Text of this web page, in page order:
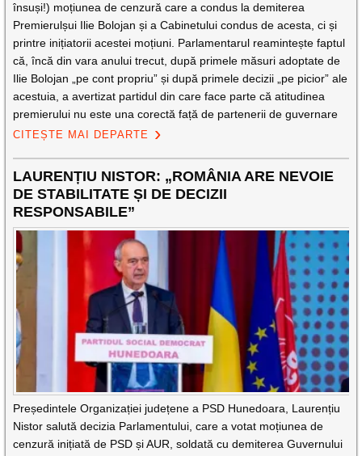
însuși!) moțiunea de cenzură care a condus la demiterea
Premierulșui Ilie Bolojan și a Cabinetului condus de acesta, ci și
printre inițiatorii acestei moțiuni. Parlamentarul reamintește faptul
că, încă din vara anului trecut, după primele măsuri adoptate de
Ilie Bolojan „pe cont propriu” și după primele decizii „pe picior” ale
acestuia, a avertizat partidul din care face parte că atitudinea
premierului nu este una corectă față de partenerii de guvernare
CITEȘTE MAI DEPARTE
LAURENȚIU NISTOR: „ROMÂNIA ARE NEVOIE
DE STABILITATE ȘI DE DECIZII
RESPONSABILE”
Președintele Organizației județene a PSD Hunedoara, Laurențiu
Nistor salută decizia Parlamentului, care a votat moțiunea de
cenzură inițiată de PSD și AUR, soldată cu demiterea Guvernului